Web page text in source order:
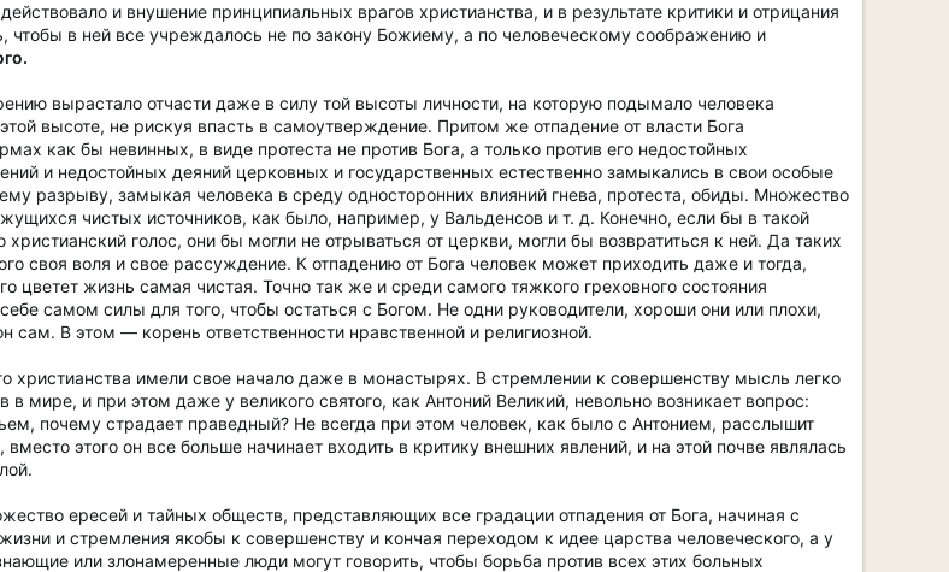
и внушение принципиальных врагов христианства, и в результате критики и отрицания
чтобы в ней все учреждалось не по закону Божиему, а по человеческому соображению и
вырастало отчасти даже в силу той высоты личности, на которую подымало человека
высоте, не рискуя впасть в самоутверждение. Притом же отпадение от власти Бога
как бы невинных, в виде протеста не против Бога, а только против его недостойных
и недостойных деяний церковных и государственных естественно замыкались в свои особые
разрыву, замыкая человека в среду односторонних влияний гнева, протеста, обиды. Множество
чистых источников, как было, например, у Вальденсов и т. д. Конечно, если бы в такой
голос, они бы могли не отрываться от церкви, могли бы возвратиться к ней. Да таких
своя воля и свое рассуждение. К отпадению от Бога человек может приходить даже и тогда,
цветет жизнь самая чистая. Точно так же и среди самого тяжкого греховного состояния
самом силы для того, чтобы остаться с Богом. Не одни руководители, хороши они или плохи,
В этом — корень ответственности нравственной и религиозной.
христианства имели свое начало даже в монастырях. В стремлении к совершенству мысль легко
мире, и при этом даже у великого святого, как Антоний Великий, невольно возникает вопрос:
почему страдает праведный? Не всегда при этом человек, как было с Антонием, расслышит
этого он все больше начинает входить в критику внешних явлений, и на этой почве являлась
ересей и тайных обществ, представляющих все градации отпадения от Бога, начиная с
и стремления якобы к совершенству и кончая переходом к идее царства человеческого, а у
или злонамеренные люди могут говорить, чтобы борьба против всех этих больных